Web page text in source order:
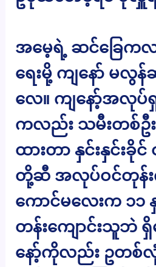
အမေ့ရဲ့ ဆင်ခြေ
ရေးမို့ ကျနော် မလွန်
လေ။ ကျနော့်အလုပ်
ကလည်း သမီးတစ်ဦး
ထားတာ နှင်းနှင်းခို
တို့ဆီ အလုပ်ဝင်တုန်
ကောင်မလေးက ၁၁ နှ
တန်းကျောင်းသူဘဲ
နော့်ကိုလည်း ဥတစ်